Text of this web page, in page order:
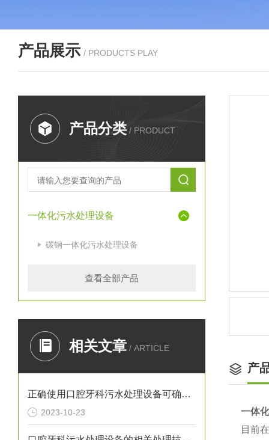
产品展示 / PRODUCTS PLAY
产品分类 / PRODUCT
一体化污水处理设备
碳钢一体化污水处理设备
查看全部产品
相关文章 / ARTICLE
正确使用口腔牙科污水处理设备可确保处理效果
2023-10-23
产
一体
目前